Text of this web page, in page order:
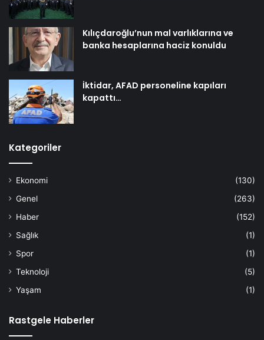
Kılıçdaroğlu’nun mal varlıklarına ve
banka hesaplarına haciz konuldu
İktidar, AFAD personeline kapıları
kapattı…
Kategoriler
Ekonomi
(130)
Genel
(263)
Haber
(152)
Sağlık
(1)
Spor
(1)
Teknoloji
(5)
Yaşam
(1)
Rastgele Haberler